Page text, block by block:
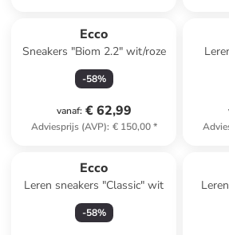
Ecco
Sneakers "Biom 2.2" wit/roze
-58%
vanaf: € 62,99
Adviesprijs (AVP): € 150,00*
Ecco
Leren sneakers "Classic" wit
-58%